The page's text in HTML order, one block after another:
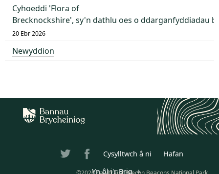
Cyhoeddi 'Flora of
Brecknockshire', sy'n dathlu oes o ddarganfyddiadau
20 Ebr 2026
Newyddion
Cysylltwch â ni
Hafan
Yn ôl i'r Brig